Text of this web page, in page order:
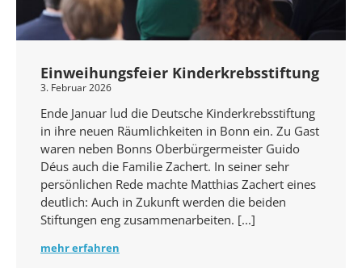
Einweihungsfeier Kinderkrebsstiftung
3. Februar 2026
Ende Januar lud die Deutsche Kinderkrebsstiftung
in ihre neuen Räumlichkeiten in Bonn ein. Zu Gast
waren neben Bonns Oberbürgermeister Guido
Déus auch die Familie Zachert. In seiner sehr
persönlichen Rede machte Matthias Zachert eines
deutlich: Auch in Zukunft werden die beiden
Stiftungen eng zusammenarbeiten.
mehr erfahren